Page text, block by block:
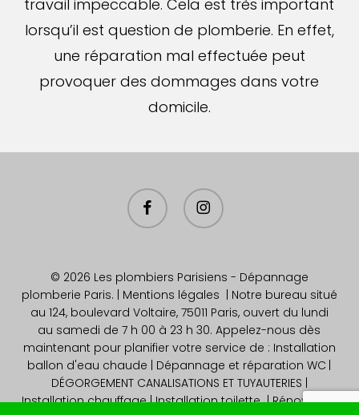
travail impeccable. Cela est très important
lorsqu’il est question de plomberie. En effet,
une réparation mal effectuée peut
provoquer des dommages dans votre
domicile.
facebook instagram
© 2026 Les plombiers Parisiens - Dépannage
plomberie Paris. |
Mentions légales
| Notre bureau situé
au 124, boulevard Voltaire, 75011 Paris, ouvert du lundi
au samedi de 7 h 00 à 23 h 30. Appelez-nous dès
maintenant pour planifier votre service de : Installation
ballon d'eau chaude
| Dépannage et réparation WC
DÉGORGEMENT CANALISATIONS ET TUYAUTERIES |
Installation chauffage | Installation toilette | Rénovation